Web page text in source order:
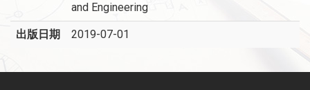
and Engineering
出版日期 2019-07-01